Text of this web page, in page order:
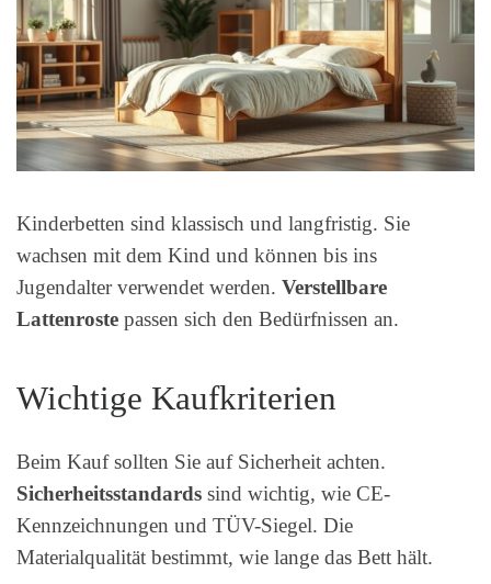
Kinderbetten sind klassisch und langfristig. Sie
wachsen mit dem Kind und können bis ins
Jugendalter verwendet werden. Verstellbare
Lattenroste passen sich den Bedürfnissen an.
Wichtige Kaufkriterien
Beim Kauf sollten Sie auf Sicherheit achten.
Sicherheitsstandards sind wichtig, wie CE-
Kennzeichnungen und TÜV-Siegel. Die
Materialqualität bestimmt, wie lange das Bett hält.